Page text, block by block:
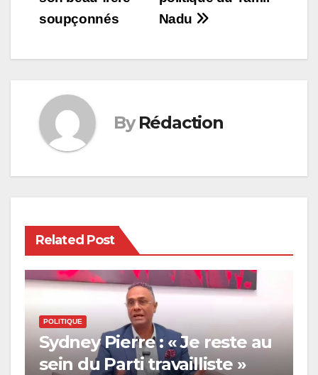
Nadu
soupçonnés
By Rédaction
Related Post
POLITIQUE
Sydney Pierre : « Je reste au
sein du Parti travailliste »